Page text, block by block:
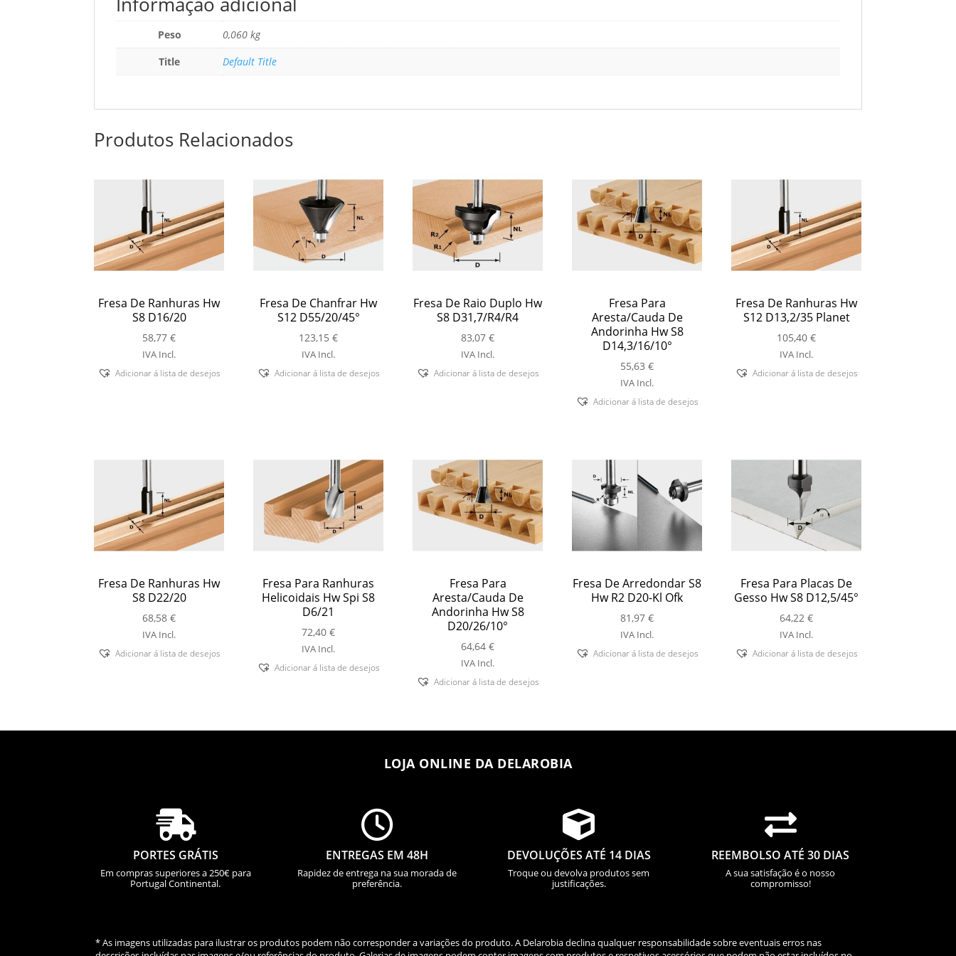
Peso
0,060 kg
Title
Default Title
Produtos Relacionados
Fresa De Ranhuras Hw
S8 D16/20
58,77€
IVA Incl.
Adicionar á lista de desejos
Fresa De Chanfrar Hw
S12 D55/20/45°
123,15€
IVA Incl.
Adicionar á lista de desejos
Fresa De Raio Duplo Hw
S8 D31,7/R4/R4
83,07€
IVA Incl.
Adicionar á lista de desejos
Fresa Para
Aresta/Cauda De
Andorinha Hw S8
D14,3/16/10°
55,63€
IVA Incl.
Adicionar á lista de desejos
Fresa De Ranhuras Hw
S12 D13,2/35 Planet
105,40€
IVA Incl.
Adicionar á lista de desejos
Fresa De Ranhuras Hw
S8 D22/20
68,58€
IVA Incl.
Adicionar á lista de desejos
Fresa Para Ranhuras
Helicoidais Hw Spi S8
D6/21
72,40€
IVA Incl.
Adicionar á lista de desejos
Fresa Para
Aresta/Cauda De
Andorinha Hw S8
D20/26/10°
64,64€
IVA Incl.
Adicionar á lista de desejos
Fresa De Arredondar S8
Hw R2 D20-Kl Ofk
81,97€
IVA Incl.
Adicionar á lista de desejos
Fresa Para Placas De
Gesso Hw S8 D12,5/45°
64,22€
IVA Incl.
Adicionar á lista de desejos
LOJA ONLINE DA DELAROBIA

PORTES GRÁTIS
Em compras superiores a 250€ para
Portugal Continental.

ENTREGAS EM 48H
Rapidez de entrega na sua morada de
preferência.

DEVOLUÇÕES ATÉ 14 DIAS
Troque ou devolva produtos sem
justificações.

REEMBOLSO ATÉ 30 DIAS
A sua satisfação é o nosso
compromisso!
* As imagens utilizadas para ilustrar os produtos podem não corresponder a variações do produto. A Delarobia declina qualquer responsabilidade sobre eventuais erros nas